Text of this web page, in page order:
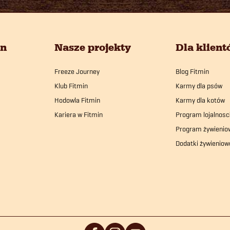
Nasze projekty
Freeze Journey
Klub Fitmin
Hodowla Fitmin
Kariera w Fitmin
Dla
Blog Fitmin
Karmy dla psów
Karmy dla kotów
Program
Program
Dodatki